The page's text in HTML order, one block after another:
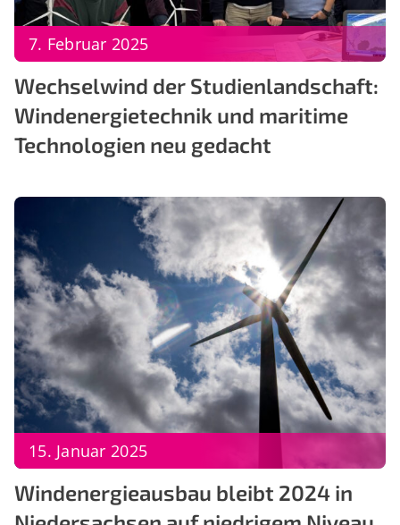
7. Februar 2025
Wechselwind der Studienlandschaft:
Windenergietechnik und maritime
Technologien neu gedacht
15. Januar 2025
Windenergieausbau bleibt 2024 in